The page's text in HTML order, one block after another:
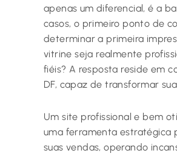
apenas um diferencial, é a
casos, o primeiro ponto de
determinar a primeira
vitrine seja realmente
fiéis? A resposta reside em
DF, capaz de transformar
Um site profissional e bem
uma ferramenta estratégica
suas vendas, operando